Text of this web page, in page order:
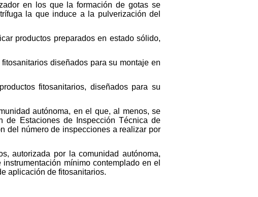
en los que la formación de gotas se
la que induce a la pulverización del
productos preparados en estado sólido,
diseñados para su montaje en
fitosanitarios, diseñados para su
autónoma, en el que, al menos, se
de Estaciones de Inspección Técnica de
del número de inspecciones a realizar por
autorizada por la comunidad autónoma,
mínimo contemplado en el
aplicación de fitosanitarios.